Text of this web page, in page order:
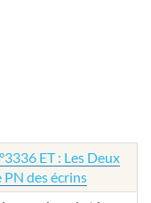
ET : Les Deux
des écrins